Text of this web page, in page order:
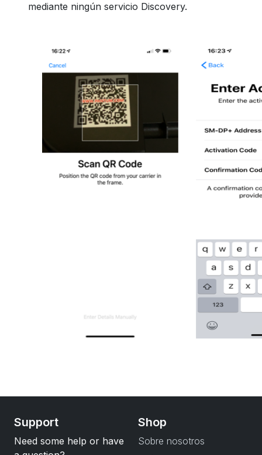
mediante ningún servicio Discovery.
Support
Need some help or have
Shop
Sobre nosotros